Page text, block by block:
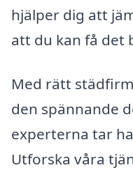
hjälper dig att
att du kan få det
Med rätt
den spännande
experterna tar
Utforska våra